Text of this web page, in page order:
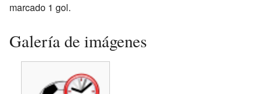
marcado 1 gol.
Galería de imágenes